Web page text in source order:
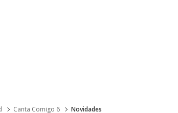
Canta Comigo 6 Novidades